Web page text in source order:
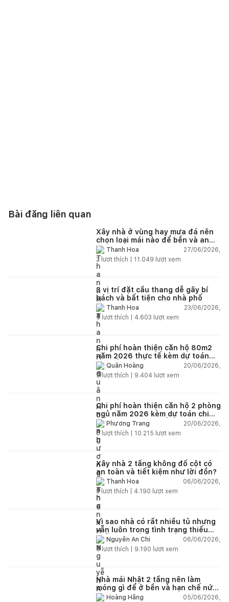
Bài đăng liên quan
Xây nhà ở vùng hay mưa đá nên
chọn loại mái nào để bền và an
toàn?Thanh Hoa
27/06/2026,
2 lượt thích | 11.049 lượt xem
3 vị trí đặt cầu thang dễ gây bí
bách và bất tiện cho nhà phố
Thanh Hoa
23/06/2026,
5 lượt thích | 4.603 lượt xem
Chi phí hoàn thiện căn hộ 80m2
năm 2026 thực tế kèm dự toán
chi tiết từng hạng mục
Quân Hoàng
20/06/2026,
9lượt thích | 9.404 lượt xem
Chi phí hoàn thiện căn hộ 2 phòng
ngủ năm 2026 kèm dự toán chi
tiết và ví dụ thực tế
Phương Trang
20/06/2026,
5 lượt thích | 10.215 lượt xem
Xây nhà 2 tầng không đổ cột có
an toàn và tiết kiệm như lời đồn?
Thanh Hoa
06/06/2026,
2lượt thích | 4.190 lượt xem
Vì sao nhà có rất nhiều tủ nhưng
vẫn luôn trong tình trạng thiếu
chỗ chứa đồ?
Nguyễn An Chi
06/06/2026,
5lượt thích | 9.190 lượt xem
Nhà mái Nhật 2 tầng nên làm
móng gì để ở bền và hạn chế nứt
lún?Hoàng Hằng
05/06/2026,